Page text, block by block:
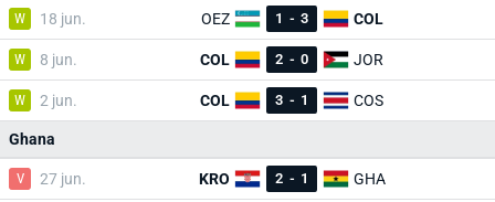
W 18 jun. OEZ 1 - 3 COL
W 8 jun. COL 2 - 0 JOR
W 2 jun. COL 3 - 1 COS
Ghana
V 27 jun. KRO 2 - 1 GHA